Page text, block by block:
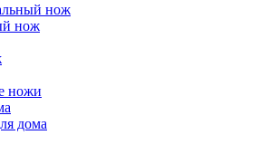
нож
нож
ножи
дома